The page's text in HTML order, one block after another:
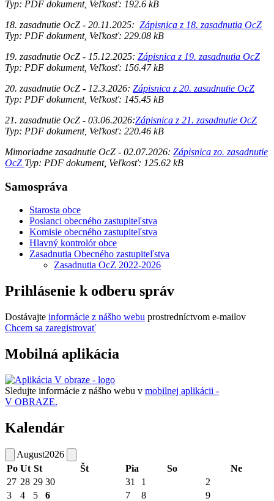
Typ: PDF dokument, Veľkosť: 192.6 kB
18. zasadnutie OcZ - 20.11.2025: Zápisnica z 18. zasadnutia OcZ
Typ: PDF dokument, Veľkosť: 229.08 kB
19. zasadnutie OcZ - 15.12.2025: Zápisnica z 19. zasadnutia OcZ
Typ: PDF dokument, Veľkosť: 156.47 kB
20. zasadnutie OcZ - 12.3.2026: Zápisnica z 20. zasadnutie OcZ
Typ: PDF dokument, Veľkosť: 145.45 kB
21. zasadnutie OcZ - 03.06.2026:Zápisnica z 21. zasadnutie OcZ
Typ: PDF dokument, Veľkosť: 220.46 kB
Mimoriadne zasadnutie OcZ - 02.07.2026: Zápisnica zo. zasadnutie
OcZ Typ: PDF dokument, Veľkosť: 125.62 kB
Samospráva
Starosta obce
Poslanci obecného zastupiteľstva
Komisie obecného zastupiteľstva
Hlavný kontrolór obce
Zasadnutia Obecného zastupiteľstva
Zasadnutia OcZ 2022-2026
Prihlásenie k odberu správ
Dostávajte informácie z nášho webu prostredníctvom e-mailov
Chcem sa zaregistrovať
Mobilná aplikácia
Sledujte informácie z nášho webu v mobilnej aplikácii -
V OBRAZE.
Kalendár
August2026
Po Ut St Št Pia So
Ne
27 28 29 30 31 1
2
3
4 5 6 7 8 9